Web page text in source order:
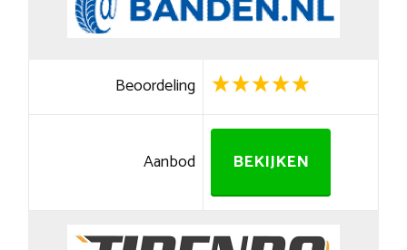
Beoordeling
Aanbod BEKIJKEN